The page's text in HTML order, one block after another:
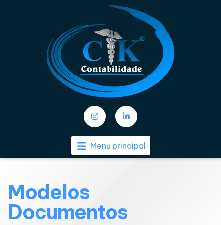
Menu principal
Modelos
Documentos